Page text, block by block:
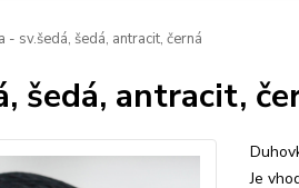
- sv.šedá, šedá, antracit, černá
šedá, antracit,
Je